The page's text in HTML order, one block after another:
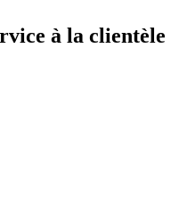
à la clientèle